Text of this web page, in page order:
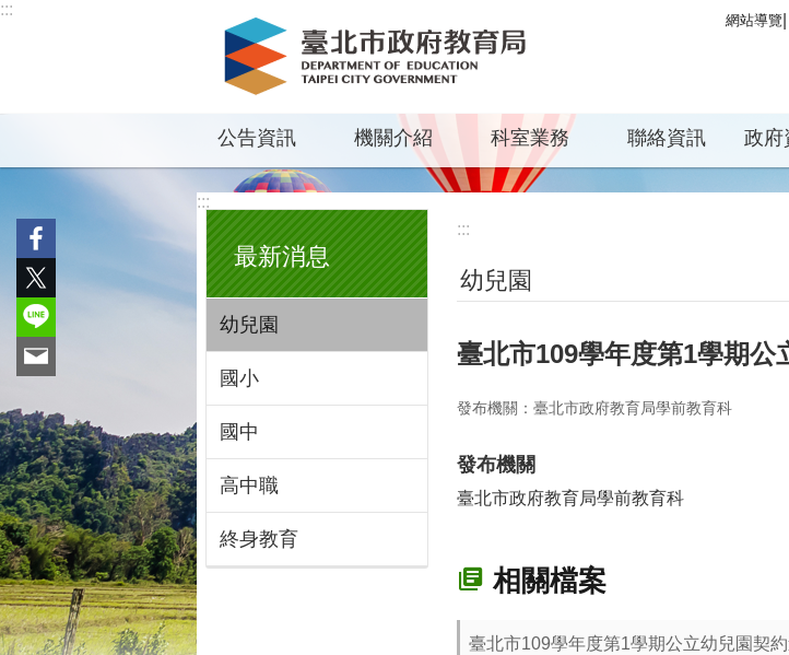
跳到主要內容區塊
:::
網站導覽
公告資訊 機關介紹 科室業務 聯絡資訊 政府
:::
最新消息
幼兒園
國小
國中
高中職
終身教育
:::
幼兒園
臺北市109學年度第1學期
發布機關：臺北市政府教育局學前教育科
發布機關
臺北市政府教育局學前教育科
相關檔案
臺北市109學年度第1學期公立幼兒園契